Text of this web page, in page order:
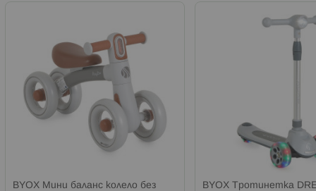
BYOX Мини баланс колело без
BYOX Тротинетка